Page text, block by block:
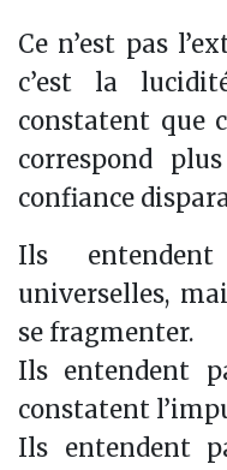
Ce n’est pas
c’est la
constatent que
correspond
confiance
Ils
universelles,
se fragmenter.
Ils entendent
constatent
Ils entendent